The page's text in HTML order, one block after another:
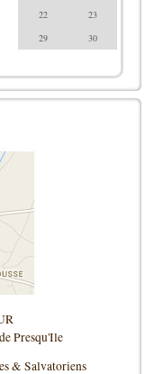
22
23
29
30
Presqu'Ile
& Salvatoriens